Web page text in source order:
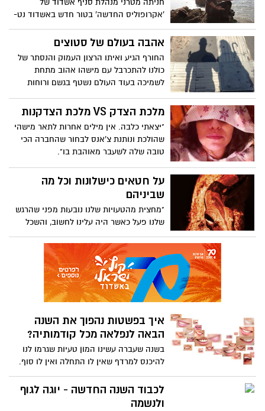
חניתה מטרני מנהלת סניף אשדוד של
'אקרופוליס החדשה' בטור חדש באשדוד נט-
העוסק בפילוסופיה של "אז" וכיצד היא
מתכתבת עם חיינו כיום. שווה קריאה!
אהבה בעולם של סטוצים
החורף הגיע ואיתו הרצון העמוק והנסתר של
כולנו להתכרבל עם מישהו אהוב מתחת
לשמיכה בעוד העולם נשטף בגשם ורוחות
עצמנו מתפשרים ומחפשים אהבה זמינה
באפליקציות כמו 'טינדר'. על החוויה האישית
מלפני כמה חודשים...
מלכת הצדק VS מלכת הצדקנות
"יצאתי כלבה. אין מילים אחרות לתאר מישהי
שהולכת ונותנת צ'אנס לבחור שהחברה הכי
טובה שלה לשעבר מאוהבת בו".
על חטאים כישלונות וכל מה
שביניהם
"מחצית מהטעויות שלנו נובעות מפני שהרגש
שלנו פעל כאשר היה עלינו לחשוב, והשכל
שלנו פעל כאשר היה עלינו להרגיש" והנה
הגיע יום כיפור וזה הזמן הנפלא ביותר
להתחיל לחשוב על הטעיות שלנו.
איך בפשטות נהפוך את השנה
הבאה לנפלאה מכל קודמותיה?
בשנה שעברה עשינו המון טעיות שגרמו לנו
להיכנס למרדף שאין לו התחלה ואין לו סוף.
השנה הבאה, אם רק נרצה, היא תהיה היפה,
המספקת והנכונה ביותר מכל קודמותיה
לכבוד השנה החדשה - יוגה לגוף
ולנשמה